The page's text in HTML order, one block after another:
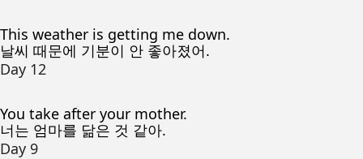
This weather is getting me down.
날씨 때문에 기분이 안 좋아졌어.
Day 12
You take after your mother.
너는 엄마를 닮은 것 같아.
Day 9